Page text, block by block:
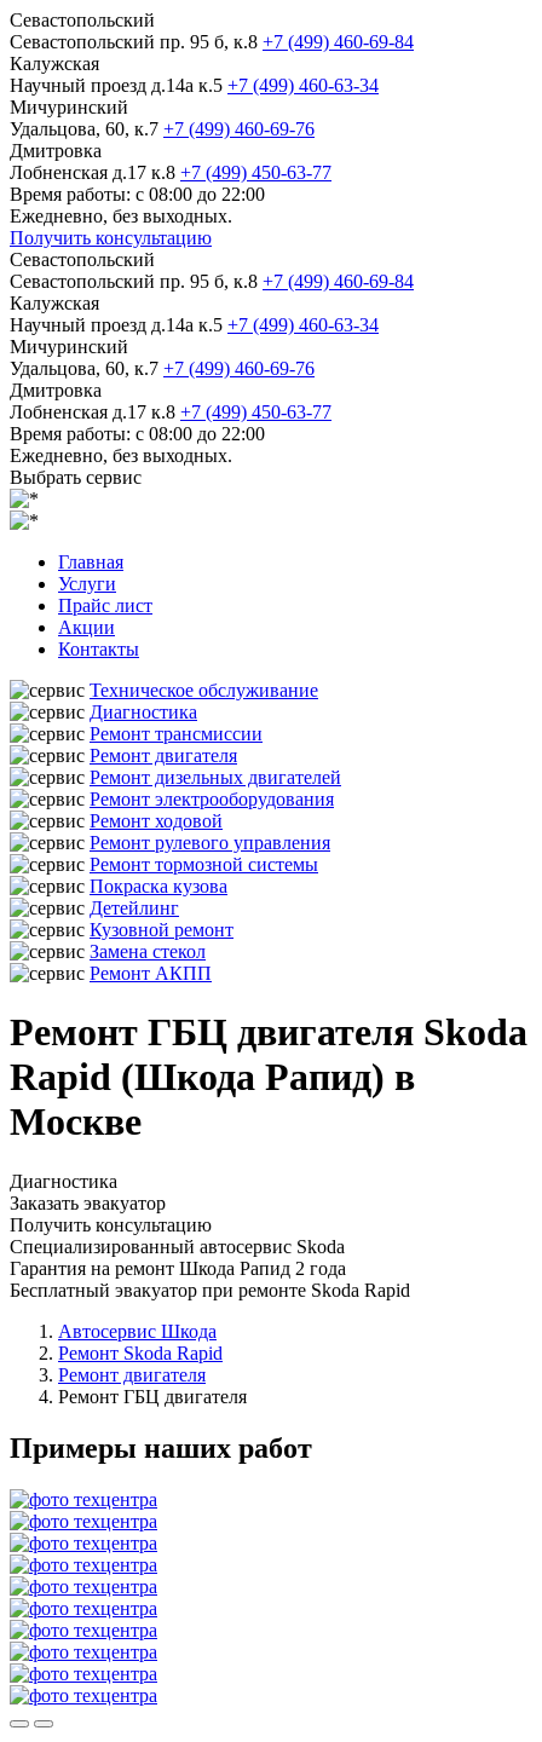
Севастопольский
Севастопольский пр. 95 б, к.8 +7 (499) 460-69-84
Калужская
Научный проезд д.14а к.5 +7 (499) 460-63-34
Мичуринский
Удальцова, 60, к.7 +7 (499) 460-69-76
Дмитровка
Лобненская д.17 к.8 +7 (499) 450-63-77
Время работы: с 08:00 до 22:00
Ежедневно, без выходных.
Получить консультацию
Севастопольский
Севастопольский пр. 95 б, к.8 +7 (499) 460-69-84
Калужская
Научный проезд д.14а к.5 +7 (499) 460-63-34
Мичуринский
Удальцова, 60, к.7 +7 (499) 460-69-76
Дмитровка
Лобненская д.17 к.8 +7 (499) 450-63-77
Время работы: с 08:00 до 22:00
Ежедневно, без выходных.
Выбрать сервис
Главная
Услуги
Прайс лист
Акции
Контакты
Техническое обслуживание
Диагностика
Ремонт трансмиссии
Ремонт двигателя
Ремонт дизельных двигателей
Ремонт электрооборудования
Ремонт ходовой
Ремонт рулевого управления
Ремонт тормозной системы
Покраска кузова
Детейлинг
Кузовной ремонт
Замена стекол
Ремонт АКПП
Ремонт ГБЦ двигателя Skoda
Rapid (Шкода Рапид) в
Москве
Диагностика
Заказать эвакуатор
Получить консультацию
Специализированный автосервис Skoda
Гарантия на ремонт Шкода Рапид 2 года
Бесплатный эвакуатор при ремонте Skoda Rapid
Автосервис Шкода
Ремонт Skoda Rapid
Ремонт двигателя
Ремонт ГБЦ двигателя
Примеры наших работ